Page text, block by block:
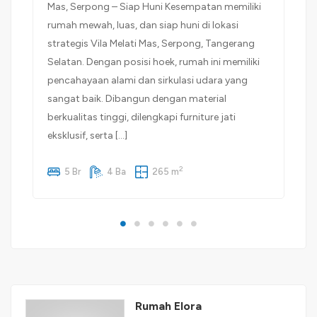
Mas, Serpong – Siap Huni Kesempatan memiliki
rumah mewah, luas, dan siap huni di lokasi
strategis Vila Melati Mas, Serpong, Tangerang
Selatan. Dengan posisi hoek, rumah ini memiliki
pencahayaan alami dan sirkulasi udara yang
sangat baik. Dibangun dengan material
berkualitas tinggi, dilengkapi furniture jati
eksklusif, serta […]
5 Br 4 Ba 265 m2
Rumah Elora